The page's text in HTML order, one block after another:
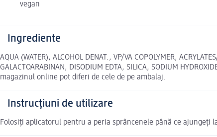
vegan
Ingrediente
AQUA (WATER), ALCOHOL DENAT., VP/VA COPOLYMER,
GALACTOARABINAN, DISODIUM EDTA, SILICA, SODIUM
magazinul online pot diferi de cele de pe ambalaj.
Instrucțiuni de utilizare
Folosiți aplicatorul pentru a peria sprâncenele până ce ajungeți